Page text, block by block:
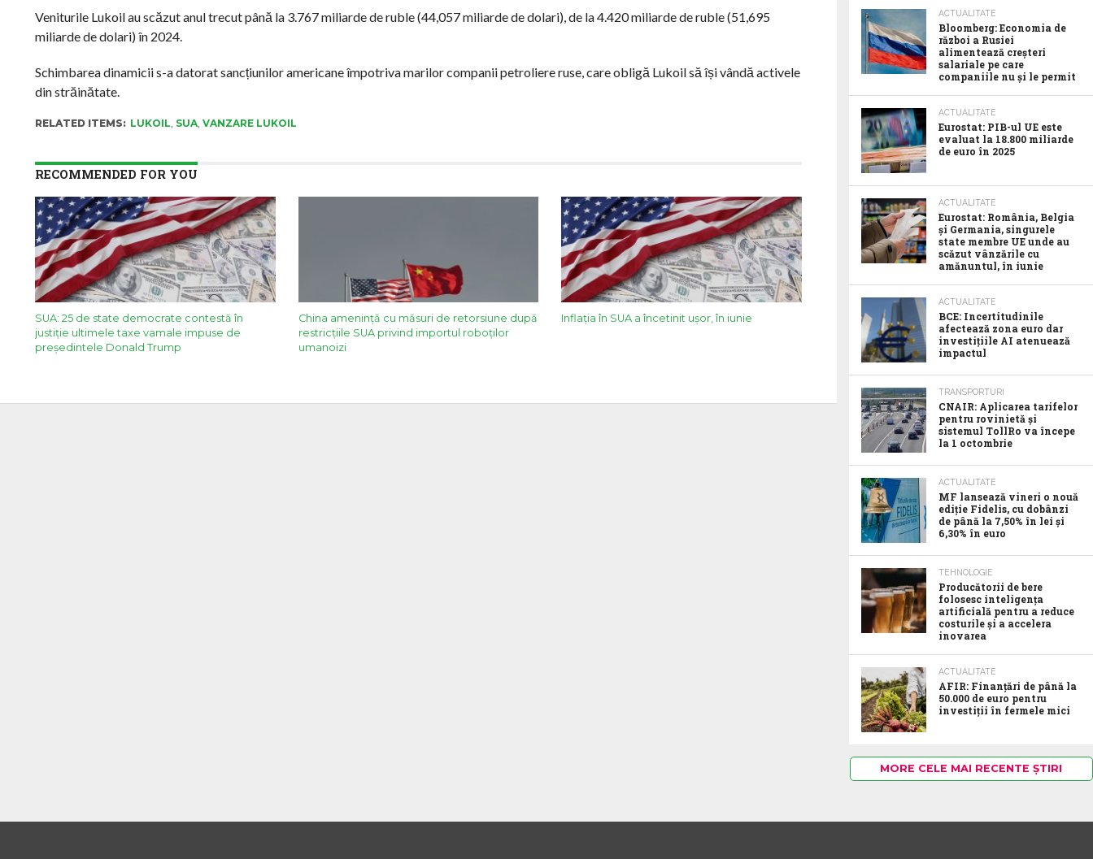
Veniturile Lukoil au scăzut anul trecut până la 3.767 miliarde de ruble (44,057 miliarde de dolari), de la 4.420 miliarde de ruble (51,695
miliarde de dolari) în 2024.
Schimbarea dinamicii s-a datorat sancțiunilor americane împotriva marilor companii petroliere ruse, care obligă Lukoil să își vândă activele
din străinătate.
RELATED ITEMS: LUKOIL SUA, VANZARE LUKOIL
RECOMMENDED FOR YOU
SUA: 25 de state democrate contestă în
justiție ultimele taxe vamale impuse de
președintele Donald Trump
China ameninţă cu măsuri de retorsiune după
restricţiile SUA privind importul roboţilor
umanoizi
Inflația în SUA a încetinit ușor, în iunie
ACTUALITATE
Bloomberg: Economia de
război a Rusiei
alimentează creșteri
salariale pe care
companiile nu și le permit
ACTUALITATE
Eurostat: PIB-ul UE este
evaluat la 18.800 miliarde
de euro în 2025
ACTUALITATE
Eurostat: România, Belgia
și Germania, singurele
state membre UE unde au
scăzut vânzările cu
amănuntul, în iunie
ACTUALITATE
BCE: Incertitudinile
afectează zona euro dar
investițiile AI atenuează
impactul
TRANSPORTURI
CNAIR: Aplicarea tarifelor
pentru rovinietă și
sistemul TollRo va începe
la 1 octombrie
ACTUALITATE
MF lansează vineri o nouă
ediție Fidelis, cu dobânzi
de până la 7,50% în lei și
6,30% în euro
TEHNOLOGIE
Producătorii de bere
folosesc inteligența
artificială pentru a reduce
costurile și a accelera
inovarea
ACTUALITATE
AFIR: Finanțări de până la
50.000 de euro pentru
investiții în fermele mici
MORE CELE MAI RECENTE ȘTIRI